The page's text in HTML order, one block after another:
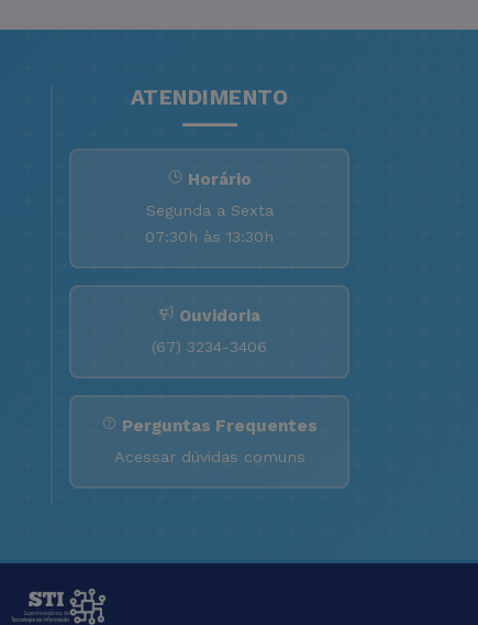
ATENDIMENTO
Horário
Segunda a Sexta
07:30h às 13:30h
Ouvidoria
(67) 3234-3406
Perguntas Frequentes
Acessar dúvidas comuns